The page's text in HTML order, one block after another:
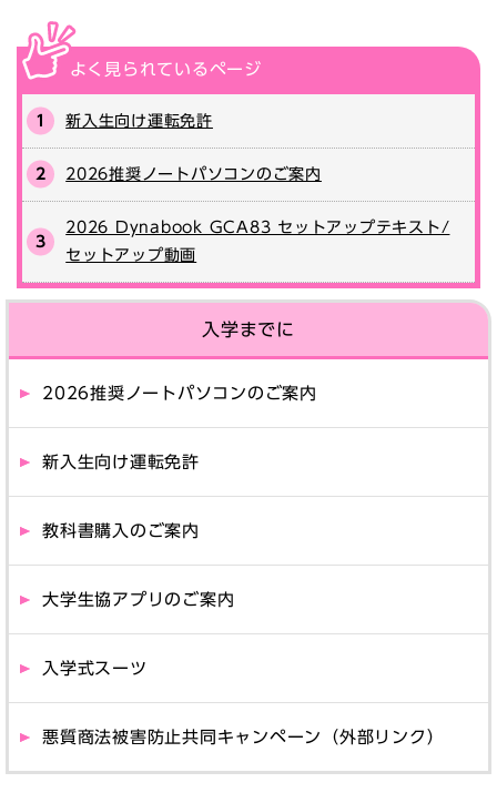
入学までに
2026推奨ノートパソコンのご案内
新入生向け運転免許
教科書購入のご案内
大学生協アプリのご案内
入学式スーツ
悪質商法被害防止共同キャンペーン（外部リンク）
よく見られている ページ
新入生向け運転免許
2026推奨ノートパソコンのご案内
2026 Dynabook GCA83 セットアップテキスト/
セットアップ動画